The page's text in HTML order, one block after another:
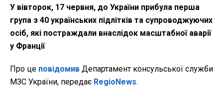
У вівторок, 17 червня, до України прибула перша
група з 40 українських підлітків та супроводжуючих
осіб, які постраждали внаслідок масштабної аварії
у Франції
Про це повідомив Департамент консульської служби
МЗС України, передає RegioNews.